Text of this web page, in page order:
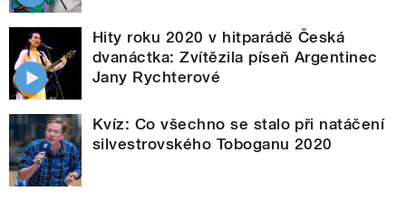
Hity roku 2020 v hitparádě Česká
dvanáctka: Zvítězila píseň Argentinec
Jany Rychterové
Kvíz: Co všechno se stalo při natáčení
silvestrovského Toboganu 2020